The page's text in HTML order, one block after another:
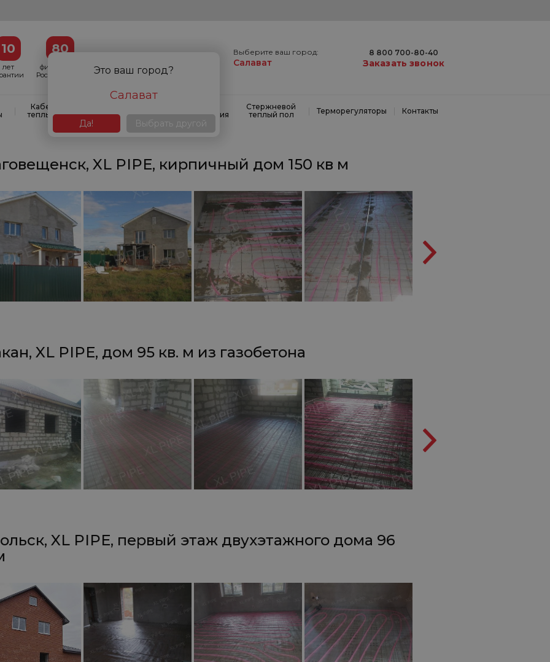
10
лет
80
филиалов в
России и СНГ
Выберите ваш город:
Салават
8 800 700-80-40
Заказать звонок
Кабельные
теплые полы
маты
антиобледенения
Стержневой
теплый пол
Терморегуляторы Контакты
XL PIPE, кирпичный дом 150 кв м
XL PIPE, дом 95 кв. м из газобетона
XL PIPE, первый этаж двухэтажного дома 96
Это ваш город?
Салават
Да! Выбрать другой